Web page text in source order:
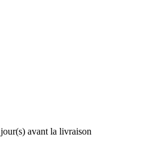
jour(s) avant la livraison